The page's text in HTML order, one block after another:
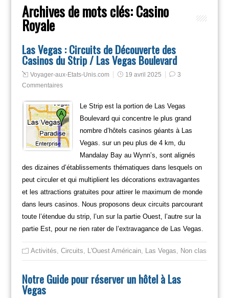
Archives de mots clés:Casino
Royale
Las Vegas : Circuits de Découverte des
Casinos du Strip / Las Vegas Boulevard
Voyager-aux-Etats-Unis.com 19 avril 2025
3
Commentaires
Le Strip est la portion de Las Vegas
Boulevard qui concentre le plus grand
nombre d’hôtels casinos géants à Las
Vegas. sur un peu plus de 4 km, du
Mandalay Bay au Wynn’s, sont alignés
des dizaines d’établissements thématiques dans lesquels on
peut circuler et qui multiplient les décorations extravagantes
et les attractions gratuites pour attirer le maximum de monde
dans leurs casinos. Nous proposons deux circuits parcourant
toute l’étendue du strip, l’un sur la partie Ouest, l’autre sur la
partie Est, pour ne rien rater de l’extravagance de Las Vegas.
Activités Circuits L'Ouest Américain, Las Vegas Non classé
Notre Guide pour réserver un hôtel à Las
Vegas